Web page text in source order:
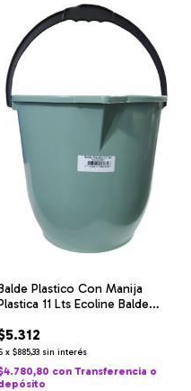
Plastico Con Manija
11 Lts Ecoline Balde
u
x $885,33 sin interés
con Transferencia o